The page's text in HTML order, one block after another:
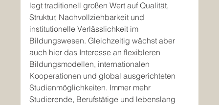
legt traditionell großen Wert auf Qualität,
Struktur, Nachvollziehbarkeit und
institutionelle Verlässlichkeit im
Bildungswesen. Gleichzeitig wächst aber
auch hier das Interesse an flexibleren
Bildungsmodellen, internationalen
Kooperationen und global ausgerichteten
Studienmöglichkeiten. Immer mehr
Studierende, Berufstätige und lebenslang